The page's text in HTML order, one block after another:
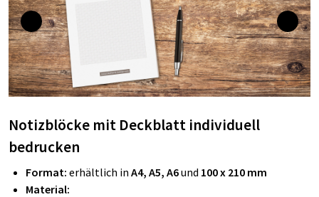
Notizblöcke mit Deckblatt individuell
bedrucken
Format: erhältlich in A4, A5, A6und 100 x 210 mm
Material: